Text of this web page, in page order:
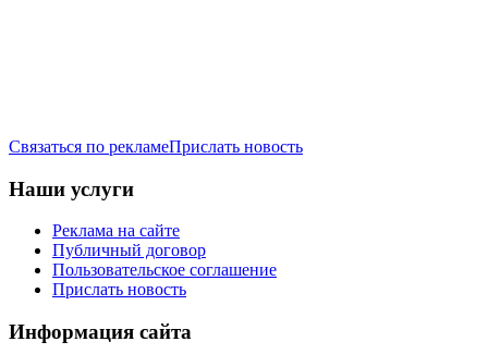
Связаться по рекламеПрислать новость
Наши услуги
Реклама на сайте
Публичный договор
Пользовательское соглашение
Прислать новость
Информация сайта